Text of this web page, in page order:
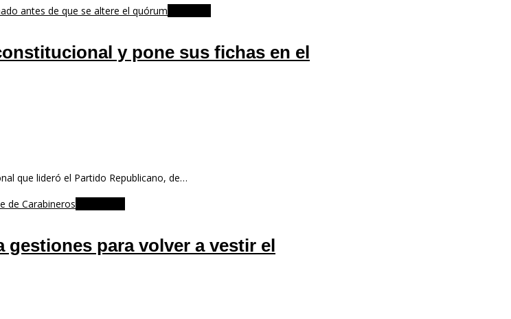
y pone sus fichas en el
que lideró el Partido Republicano, de…
para volver a vestir el